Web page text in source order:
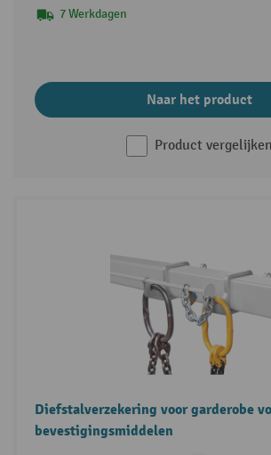
7 Werkdagen
Naar het product
Product vergelijken
Diefstalverzekering voor garderobe
bevestigingsmiddelen